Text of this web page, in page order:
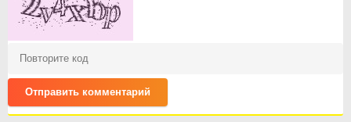
Отправить комментарий